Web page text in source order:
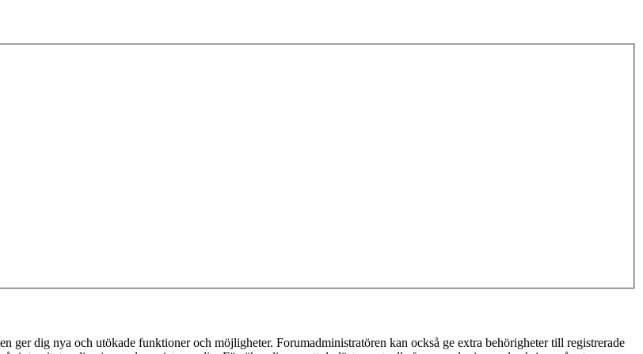
ger dig nya och utökade funktioner och möjligheter. Forumadministratören kan också ge extra behörigheter till registrerade